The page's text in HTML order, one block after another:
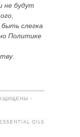
не будут
слегка
Политике
-
OILS